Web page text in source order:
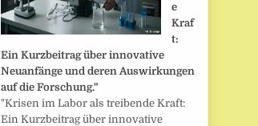
e
Kraf
t:
Ein Kurzbeitrag über innovative
Neuanfänge und deren Auswirkungen
auf die Forschung."
"Krisen im Labor als treibende Kraft:
Ein Kurzbeitrag über innovative